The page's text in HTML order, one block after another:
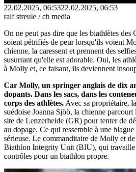
22.02.2025, 06:5322.02.2025, 06:53
ralf streule / ch media
On ne peut pas dire que les biathlètes des
soient pétrifiés de peur lorsqu'ils voient
chienne, la caressent et prennent des
susurrant qu'elle est adorable. Oui, les
à Molly et, ce faisant, ils deviennent
Car Molly, un springer anglais de dix
dopants. Dans les sacs, dans les
corps des athlètes. Avec sa propriétaire,
suédoise Joanna Sjöö, la chienne
site de Lenzerheide (GR) pour tenter de
au dopage. Ce qui ressemble à une
sérieuse. Le commanditaire de Molly et de
Biathlon Integrity Unit (BIU), qui travaille
contrôles pour un biathlon propre.